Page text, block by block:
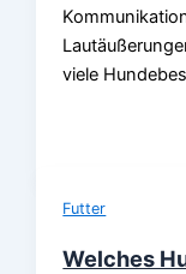
viele
Futter
Welches